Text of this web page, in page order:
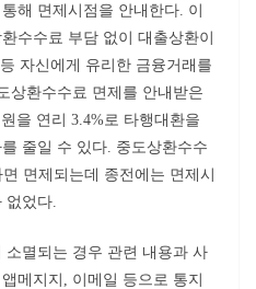
해 면제시점을 안내한다. 이
수수료 부담 없이 대출상환이
자신에게 유리한 금융거래를
상환수수료 면제를 안내받은
을 연리 3.4%로 타행대환을
줄일 수 있다. 중도상환수수
면제되는데 종전에는 면제시
었다.
멸되는 경우 관련 내용과 사
메지지, 이메일 등으로 통지